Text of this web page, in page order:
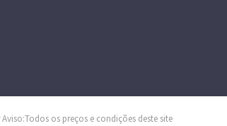
Aviso:Todos os preços e condições deste site